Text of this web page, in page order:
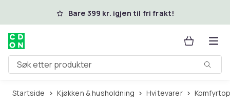
Hopp til hovedinnholdBare 399 kr. igjen til fri frakt!
Søk etter produkter
Startside Kjøkken & husholdning Hvitevarer